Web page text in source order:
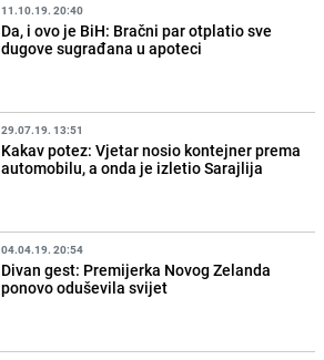
11.10.19. 20:40
Da, i ovo je BiH: Bračni par otplatio sve
dugove sugrađana u apoteci
29.07.19. 13:51
Kakav potez: Vjetar nosio kontejner prema
automobilu, a onda je izletio Sarajlija
04.04.19. 20:54
Divan gest: Premijerka Novog Zelanda
ponovo oduševila svijet